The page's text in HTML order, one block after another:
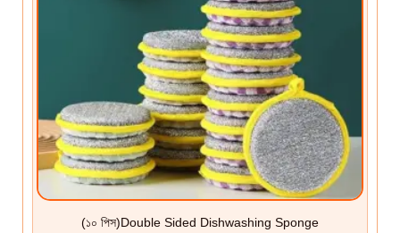
(১০ ‍পিস)Double Sided Dishwashing Sponge